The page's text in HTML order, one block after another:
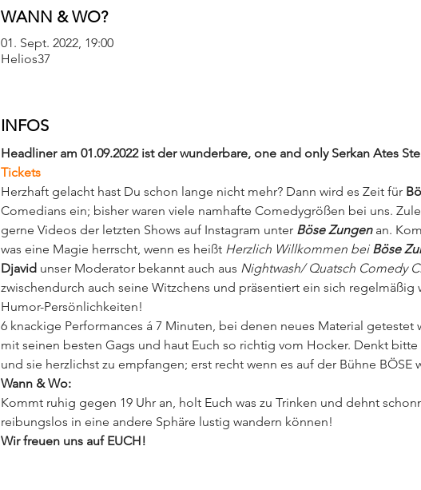
WANN & WO?
01. Sept. 2022, 19:00
Helios37
INFOS
Headliner am 01.09.2022 ist der wunderbare, one and only Serkan Ates
Tickets
Herzhaft gelacht hast Du schon lange nicht mehr? Dann wird es Zeit für
Comedians ein; bisher waren viele namhafte Comedygrößen bei uns.
gerne Videos der letzten Shows auf Instagram unter Böse Zungen an.
was eine Magie herrscht, wenn es heißt Herzlich Willkommen bei Böse
Djavid unser Moderator bekannt auch aus Nightwash/ Quatsch Comedy
zwischendurch auch seine Witzchens und präsentiert ein sich
Humor-Persönlichkeiten!
6 knackige Performances á 7 Minuten, bei denen neues Material getestet
mit seinen besten Gags und haut Euch so richtig vom Hocker. Denkt
und sie herzlichst zu empfangen; erst recht wenn es auf der Bühne BÖSE
Wann & Wo:
Kommt ruhig gegen 19 Uhr an, holt Euch was zu Trinken und dehnt
reibungslos in eine andere Sphäre lustig wandern können!
Wir freuen uns auf EUCH!